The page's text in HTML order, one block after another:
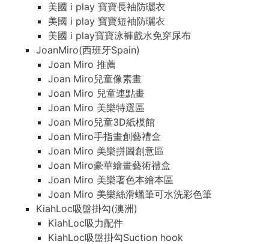
美國 i play 寶寶長袖防曬衣
美國 i play 寶寶短袖防曬衣
美國 i play寶寶泳褲戲水免穿尿布
JoanMiro(西班牙Spain)
Joan Miro 推薦
Joan Miro兒童像素畫
Joan Miro 兒童連點畫
Joan Miro 美樂特選區
Joan Miro兒童3D紙模館
Joan Miro手指畫創藝禮盒
Joan Miro 美樂拼圖創意區
Joan Miro豪華繪畫藝術禮盒
Joan Miro 美樂著色本繪本區
Joan Miro 美樂絲滑蠟筆可水洗彩色筆
KiahLoc吸盤掛勾(澳洲)
KiahLoc吸力配件
KiahLoc吸盤掛勾Suction hook